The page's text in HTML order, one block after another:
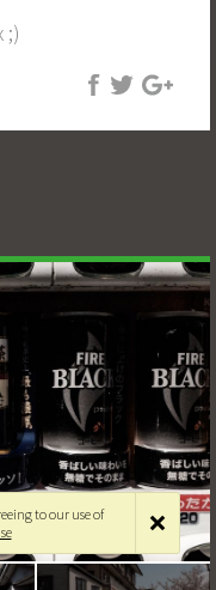
;)
to our use of